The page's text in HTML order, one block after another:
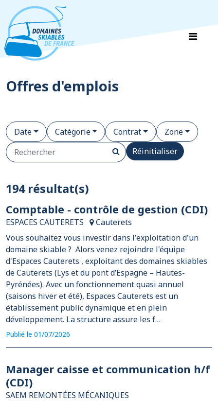
Offres d'emplois
Date Catégorie Contrat
Zone
Réinitialiser
194 résultat(s)
Comptable - contrôle de gestion (CDI)
ESPACES CAUTERETS
Cauterets
Vous souhaitez vous investir dans l'exploitation d'un
domaine skiable ? Alors venez rejoindre l'équipe
d'Espaces Cauterets , exploitant des domaines skiables
de Cauterets (Lys et du pont d’Espagne – Hautes-
Pyrénées). Avec un fonctionnement quasi annuel
(saisons hiver et été), Espaces Cauterets est un
établissement public dynamique et en plein
développement. La structure assure les f…
Publié le 01/07/2026
Manager caisse et communication h/f
(CDI)
SAEM REMONTÉES MÉCANIQUES
Panneau de gestion des cookies